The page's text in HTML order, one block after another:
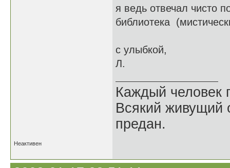
я ведь отвечал чисто
библиотека
с улыбкой,
Л.
Каждый человек
Всякий живущий
предан.
Неактивен